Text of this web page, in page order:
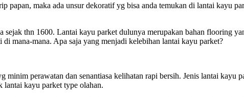
papan, maka ada unsur dekoratif yg bisa anda temukan di lantai kayu
sejak thn 1600. Lantai kayu parket dulunya merupakan bahan flooring
mana-mana. Apa saja yang menjadi kelebihan lantai kayu parket?
perawatan dan senantiasa kelihatan rapi bersih. Jenis lantai kayu
lantai kayu parket type olahan.